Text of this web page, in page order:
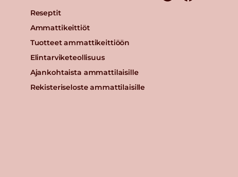
Reseptit
Ammattikeittiöt
Tuotteet ammattikeittiöön
Elintarviketeollisuus
Ajankohtaista ammattilaisille
Rekisteriseloste ammattilaisille